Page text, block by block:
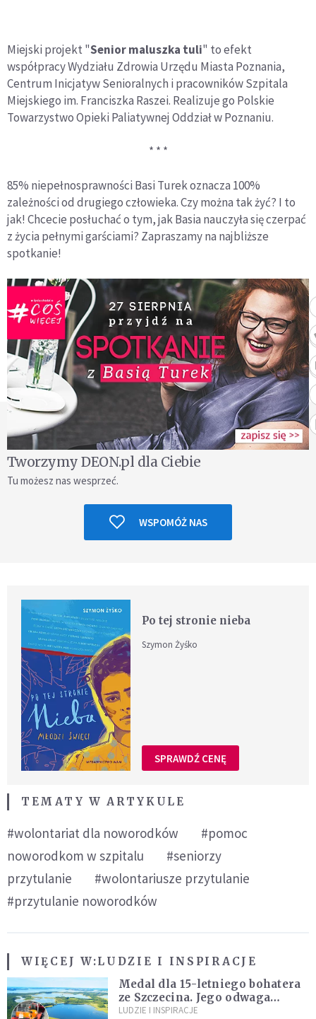
Miejski projekt "Senior maluszka tuli" to efekt
współpracy Wydziału Zdrowia Urzędu Miasta Poznania,
Centrum Inicjatyw Senioralnych i pracowników Szpitala
Miejskiego im. Franciszka Raszei. Realizuje go Polskie
Towarzystwo Opieki Paliatywnej Oddział w Poznaniu.
* * *
85% niepełnosprawności Basi Turek oznacza 100%
zależności od drugiego człowieka. Czy można tak żyć? I to
jak! Chcecie posłuchać o tym, jak Basia nauczyła się czerpać
z życia pełnymi garściami? Zapraszamy na najbliższe
spotkanie!
Tworzymy DEON.pl dla Ciebie
Tu możesz nas wesprzeć.
WSPOMÓŻ NAS
Po tej stronie nieba
Szymon Żyśko
SPRAWDŹ CENĘ
TEMATY W ARTYKULE
#wolontariat dla noworodków
#pomoc
noworodkom w szpitalu
#seniorzy
przytulanie
#wolontariusze przytulanie
#przytulanie noworodków
WIĘCEJ W:LUDZIE I INSPIRACJE
Medal dla 15-letniego bohatera
ze Szczecina. Jego odwaga
ocaliła ludzkie życie
LUDZIE I INSPIRACJE